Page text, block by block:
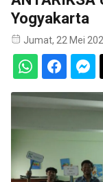
Yogyakarta
Jumat, 22 Mei